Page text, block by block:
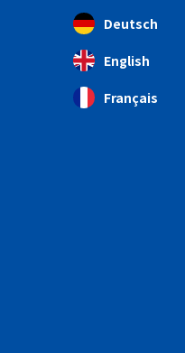
Deutsch
English
Français